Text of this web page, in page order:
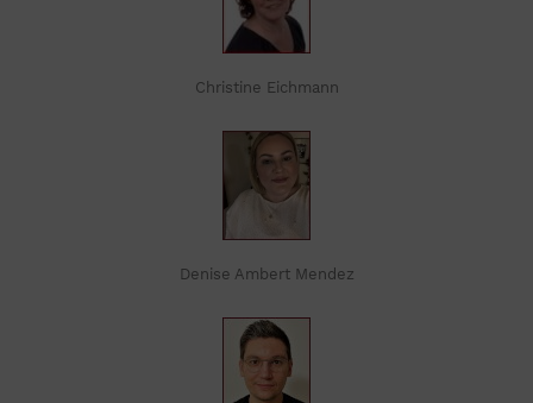
Christine Eichmann
Denise Ambert Mendez